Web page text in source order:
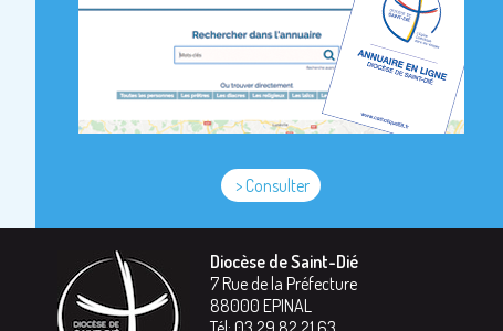
> Consulter
Diocèse de Saint-Dié
7 Rue de la Préfecture
88000 EPINAL